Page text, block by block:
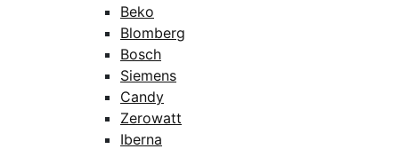
Beko
Blomberg
Bosch
Siemens
Candy
Zerowatt
Iberna